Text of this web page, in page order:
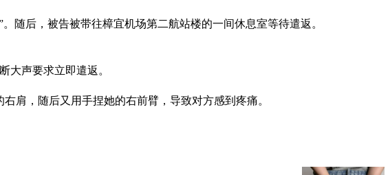
随后，被告被带往樟宜机场第二航站楼的一间休息室等待遣返。
大声要求立即遣返。
肩，随后又用手捏她的右前臂，导致对方感到疼痛。